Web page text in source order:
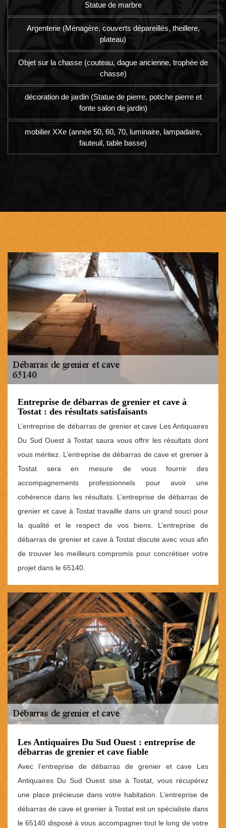
Statue de marbre
Argenterie (Ménagère, couverts dépareillés, theillere,
plateau)
Objet sur la chasse (couteau, dague ancienne, trophée de
chasse)
décoration de jardin (Statue de pierre, potiche pierre et
fonte salon de jardin)
mobilier XXe (année 50, 60, 70, luminaire, lampadaire,
fauteuil, table basse)
Entreprise de débarras de grenier et cave à
Tostat : des résultats satisfaisants
L’entreprise de débarras de grenier et cave Les Antiquaires
Du Sud Ouest à Tostat saura vous offrir les résultats dont
vous méritez. L’entreprise de débarras de cave et grenier à
Tostat sera en mesure de vous fournir des
accompagnements professionnels pour avoir une
cohérence dans les résultats. L’entreprise de débarras de
grenier et cave à Tostat travaille dans un grand souci pour
la qualité et le respect de vos biens. L’entreprise de
débarras de grenier et cave à Tostat discute avec vous afin
de trouver les meilleurs compromis pour concrétiser votre
projet dans le 65140.
Les Antiquaires Du Sud Ouest : entreprise de
débarras de grenier et cave fiable
Avec l’entreprise de débarras de grenier et cave Les
Antiquaires Du Sud Ouest sise à Tostat, vous récupérez
une place précieuse dans votre habitation. L’entreprise de
débarras de cave et grenier à Tostat est un spécialiste dans
le 65140 disposé à vous accompagner tout le long de votre